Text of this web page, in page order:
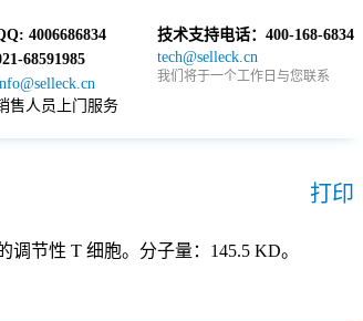
4006686834
68591985
售人员上门服务
技术支持电话： 400-168-6834
tech@selleck.cn
我们将于一个工作日与您联系
打印
节性 T 细胞。分子量：145.5 KD。